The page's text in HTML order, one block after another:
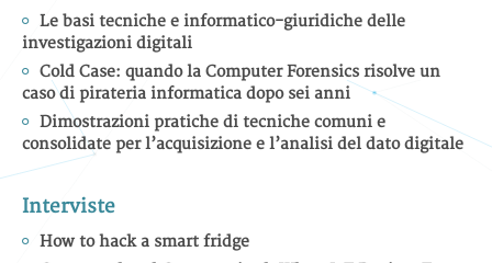
Le basi tecniche e informatico-giuridiche delle
investigazioni digitali
Cold Case: quando la Computer Forensics risolve un
caso di pirateria informatica dopo sei anni
Dimostrazioni pratiche di tecniche comuni e
consolidate per l’acquisizione e l’analisi del dato digitale
Interviste
How to hack a smart fridge